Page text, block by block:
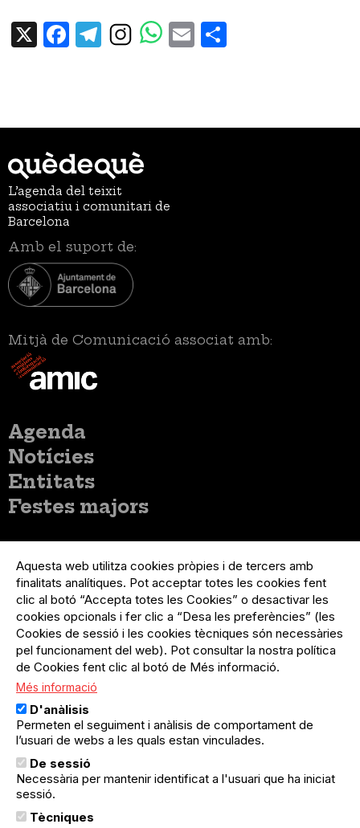
X Facebook
TelegramEmail
L’agenda del teixit
associatiu i comunitari de
Barcelona
Amb el suport de:
Mitjà de Comunicació associat amb:
Menú
principal
Agenda
Notícies
Entitats
Festes majors
del
compte
d'usuari
Menú
usuari
no
loggat
Registre organització
Menú
Peu
Sobre el projecte
Preguntes freqüents
Contacte
Menú
Legal
Política de privacitat
Avís legal
Política de cookies
El Quèdequè no es fa responsable de les activitats
programades; en són responsables els col·lectius
organitzadors.
Aquesta web utilitza cookies pròpies i de tercers amb
finalitats analítiques. Pot acceptar totes les cookies fent
clic al botó “Accepta totes les Cookies” o desactivar les
cookies opcionals i fer clic a “Desa les preferències” (les
Cookies de sessió i les cookies tècniques són necessàries
pel funcionament del web). Pot consultar la nostra política
de Cookies fent clic al botó de Més informació.
Més informació
D'anàlisis
Permeten el seguiment i anàlisis de comportament de
l’usuari de webs a les quals estan vinculades.
De sessió
Necessària per mantenir identificat a l'usuari que ha iniciat
sessió.
Tècniques